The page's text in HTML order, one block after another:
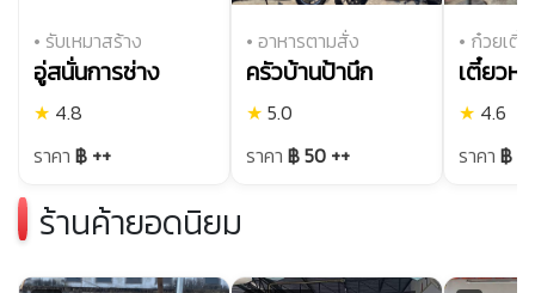
• รับเหมาสร้าง
อู่สนั่นการช่าง
★ 4.8
ราคา ฿ ++
• อาหารตามสั่ง
ครัวบ้านป้านึก
★ 5.0
ราคา฿ 50 ++
• ก๋วยเตี๋
★ 4.6
ราคา฿
ร้านค้ายอดนิยม